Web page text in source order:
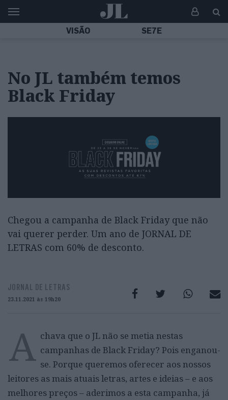
VISÃO SE7E
No JL também temos
Black Friday
Chegou a campanha de Black Friday que não
vai querer perder. Um ano de JORNAL DE
LETRAS com 60% de desconto.
JORNAL DE LETRAS
23.11.2021 às 19h20
A chava que o JL não se metia nestas
campanhas de Black Friday? Pois enganou-
se. Porque queremos oferecer aos nossos
leitores as mais atuais letras, artes e ideias – e aos
melhores preços – aderimos a esta campanha, já